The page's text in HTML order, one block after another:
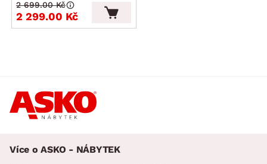
2 299.00 Kč
2 699.00 Kč
Více o ASKO - NÁBYTEK